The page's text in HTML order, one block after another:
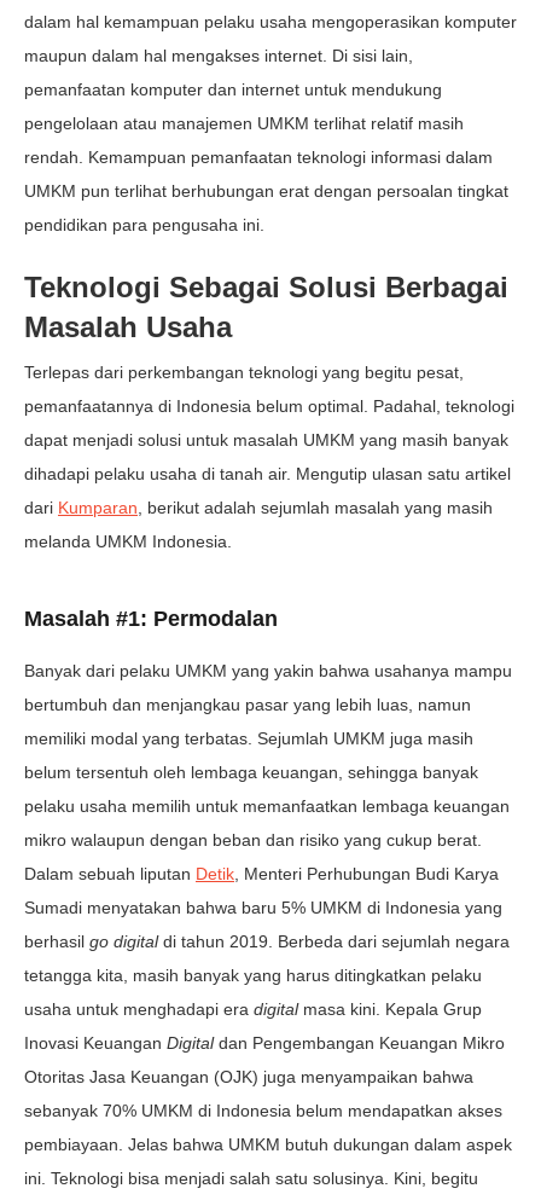
dalam hal kemampuan pelaku usaha mengoperasikan komputer
maupun dalam hal mengakses internet. Di sisi lain,
pemanfaatan komputer dan internet untuk mendukung
pengelolaan atau manajemen UMKM terlihat relatif masih
rendah. Kemampuan pemanfaatan teknologi informasi dalam
UMKM pun terlihat berhubungan erat dengan persoalan tingkat
pendidikan para pengusaha ini.
Teknologi Sebagai Solusi Berbagai
Masalah Usaha
Terlepas dari perkembangan teknologi yang begitu pesat,
pemanfaatannya di Indonesia belum optimal. Padahal, teknologi
dapat menjadi solusi untuk masalah UMKM yang masih banyak
dihadapi pelaku usaha di tanah air. Mengutip ulasan satu artikel
dari Kumparan, berikut adalah sejumlah masalah yang masih
melanda UMKM Indonesia.
Masalah #1: Permodalan
Banyak dari pelaku UMKM yang yakin bahwa usahanya mampu
bertumbuh dan menjangkau pasar yang lebih luas, namun
memiliki modal yang terbatas. Sejumlah UMKM juga masih
belum tersentuh oleh lembaga keuangan, sehingga banyak
pelaku usaha memilih untuk memanfaatkan lembaga keuangan
mikro walaupun dengan beban dan risiko yang cukup berat.
Dalam sebuah liputan Detik, Menteri Perhubungan Budi Karya
Sumadi menyatakan bahwa baru 5% UMKM di Indonesia yang
berhasil go digitaldi tahun 2019. Berbeda dari sejumlah negara
tetangga kita, masih banyak yang harus ditingkatkan pelaku
usaha untuk menghadapi era digitalmasa kini. Kepala Grup
Inovasi Keuangan Digitaldan Pengembangan Keuangan Mikro
Otoritas Jasa Keuangan (OJK) juga menyampaikan bahwa
sebanyak 70% UMKM di Indonesia belum mendapatkan akses
pembiayaan. Jelas bahwa UMKM butuh dukungan dalam aspek
ini. Teknologi bisa menjadi salah satu solusinya. Kini, begitu